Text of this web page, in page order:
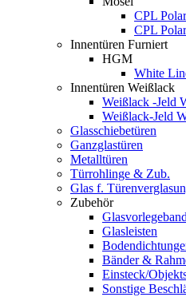
CPL
CPL
Innentüren Furniert
HGM
White
Innentüren Weißlack
Weißlack -Jeld
Weißlack-Jeld
Glasschiebetüren
Ganzglastüren
Metalltüren
Türrohlinge & Zub.
Glas f.
Zubehör
Glasvorlegeband
Glasleisten
Bänder &
Einsteck/
Sonstige